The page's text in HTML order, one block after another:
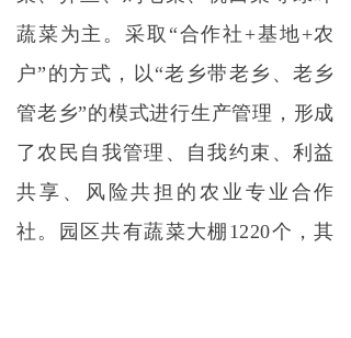
蔬菜为主。采取“合作社+基地+农
户”的方式，以“老乡带老乡、老乡
管老乡”的模式进行生产管理，形成
了农民自我管理、自我约束、利益
共享、风险共担的农业专业合作
社。园区共有蔬菜大棚1220个，其